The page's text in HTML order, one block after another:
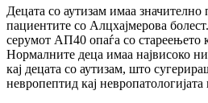
Децата со аутизам имаа
пациентите со Алцхајмерова
серумот АП40 опа­ѓа со стареењето
Нормалните деца имаа највисоко
кај децата со аутизам, што
невропептид кај невропатологијата